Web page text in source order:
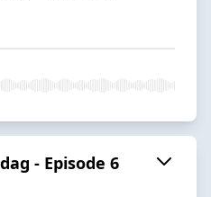
- Episode 6